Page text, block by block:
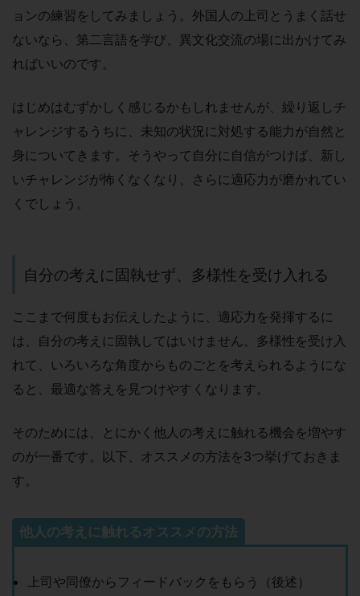
ョンの練習をしてみましょう。外国人の上司とうまく話せ
ないなら、第二言語を学び、異文化交流の場に出かけてみ
ればいいのです。
はじめはむずかしく感じるかもしれませんが、繰り返しチ
ャレンジするうちに、未知の状況に対処する能力が自然と
身についてきます。そうやって自分に自信がつけば、新し
いチャレンジが怖くなくなり、さらに適応力が磨かれてい
くでしょう。
自分の考えに固執せず、多様性を受け入れる
ここまで何度もお伝えしたように、適応力を発揮するに
は、自分の考えに固執してはいけません。多様性を受け入
れて、いろいろな角度からものごとを考えられるようにな
ると、最適な答えを見つけやすくなります。
そのためには、とにかく他人の考えに触れる機会を増やす
のが一番です。以下、オススメの方法を3つ挙げておきま
す。
他人の考えに触れるオススメの方法
上司や同僚からフィードバックをもらう（後述）